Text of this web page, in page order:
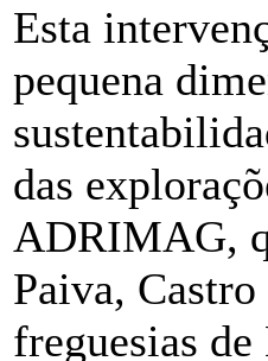
Esta
pequena
das
ADRIMAG,
Paiva,
freguesias